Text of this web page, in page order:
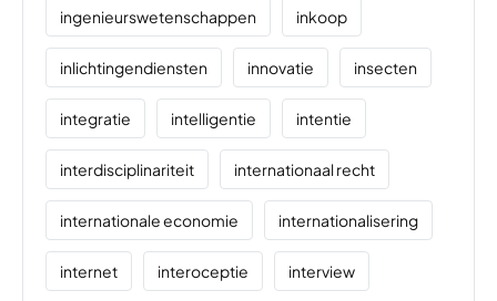
ingenieurswetenschappen inkoop
inlichtingendiensten innovatie insecten
integratie intelligentie intentie
interdisciplinariteit internationaal recht
internationale economie internationalisering
internet interoceptie interview